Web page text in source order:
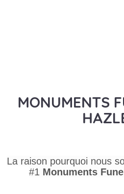
MONUMENTS
La raison pourquoi nous
#1 Monuments